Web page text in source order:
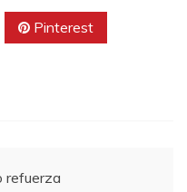
Pinterest
refuerza